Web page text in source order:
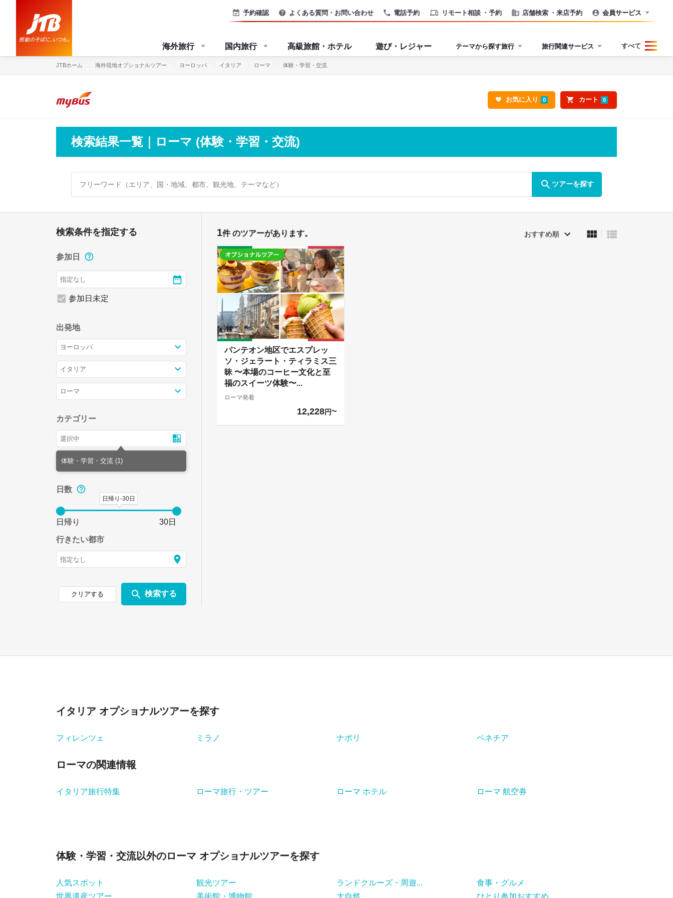
電話予約 リモート相談 ・予約 店舗検索 ・来店予約
予約確認 よくある質問・お問い合わせ 会員サービス
海外旅行 国内旅行 高級旅館・ホテル 遊び・レジャー テーマから探す旅行 旅行関連サービス すべて
JTBホーム 海外現地オプショナルツアー ヨーロッパ イタリア ローマ 体験・学習・交流
お気に入り 0 カート 0
検索結果一覧｜ローマ (体験・学習・交流)
検索条件を指定する
参加日
参加日未定
出発地
カテゴリー
体験・学習・交流 (1)
日数
日帰り 30日
日帰り-30日
行きたい都市
1件 のツアーがあります。
パンテオン地区でエスプレッ
ソ・ジェラート・ティラミス三
昧 〜本場のコーヒー文化と至
福のスイーツ体験〜...
ローマ発着
12,228円
イタリア オプショナルツアーを探す
フィレンツェ ミラノ ナポリ ベネチア
ローマの関連情報
イタリア旅行特集 ローマ旅行・ツアー ローマ ホテル ローマ 航空券
体験・学習・交流以外のローマ オプショナルツアーを探す
人気スポット 観光ツアー ランドクルーズ・周遊...
食事・グルメ
世界遺産ツアー
美術館・博物館 大自然 ひとり参加おすすめ